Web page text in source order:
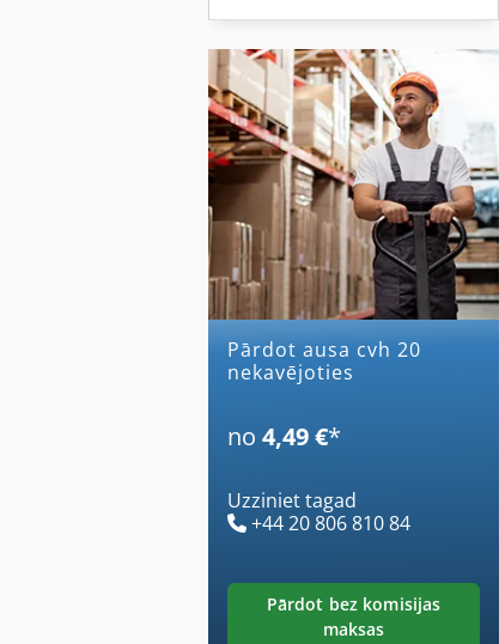
Pārdot ausa cvh 20
nekavējoties
no 4,49 €*
Uzziniet tagad
+44 20 806 810 84
pārdot bez komisijas
maksas